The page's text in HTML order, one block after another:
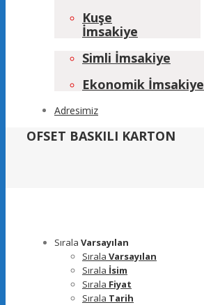
Kuşe
İmsakiye
Simli İmsakiye
Ekonomik İmsakiye
Adresimiz
OFSET BASKILI KARTON
Sırala Varsayılan
Sırala Varsayılan
Sırala İsim
Sırala Fiyat
Sırala Tarih